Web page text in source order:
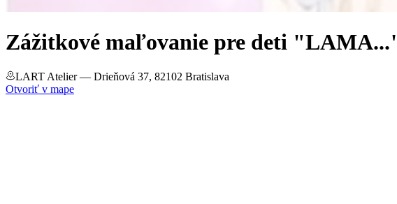
Zážitkové maľovanie pre deti
LART Atelier— Drieňová 37, 82102 Bratislava
Otvoriť v mape